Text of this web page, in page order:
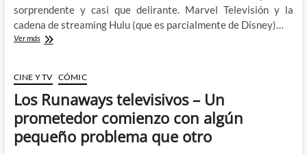
sorprendente y casi que delirante. Marvel Televisión y la
cadena de streaming Hulu (que es parcialmente de Disney)…
Ver másLas
animadas
de
Marvel
Hulu
que
se
CINE Y TV CÓMIC
Los Runaways televisivos – Un
prometedor comienzo con algún
pequeño problema que otro